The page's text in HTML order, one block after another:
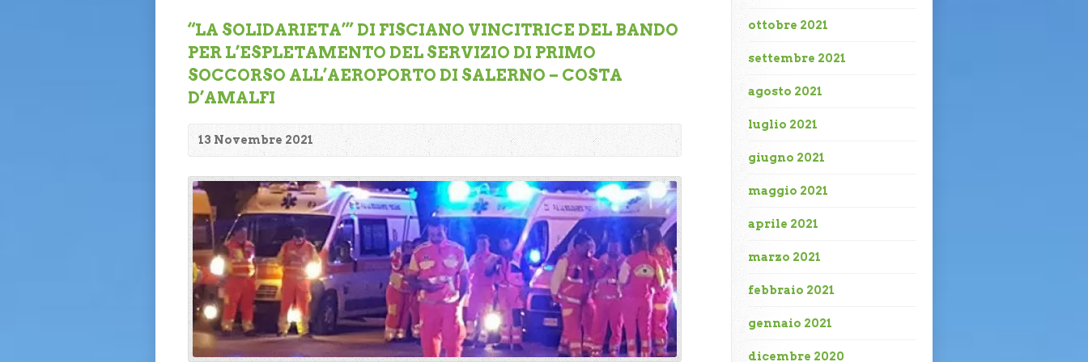
“LA SOLIDARIETA’” DI FISCIANO VINCITRICE DEL BANDO
PER L’ESPLETAMENTO DEL SERVIZIO DI PRIMO
SOCCORSO ALL’AEROPORTO DI SALERNO – COSTA
D’AMALFI
13 Novembre 2021
ottobre 2021
settembre 2021
agosto 2021
luglio 2021
giugno 2021
maggio 2021
aprile 2021
marzo 2021
febbraio 2021
gennaio 2021
dicembre 2020